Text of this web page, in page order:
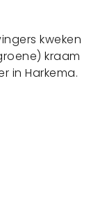
kweken
kraam
in Harkema.